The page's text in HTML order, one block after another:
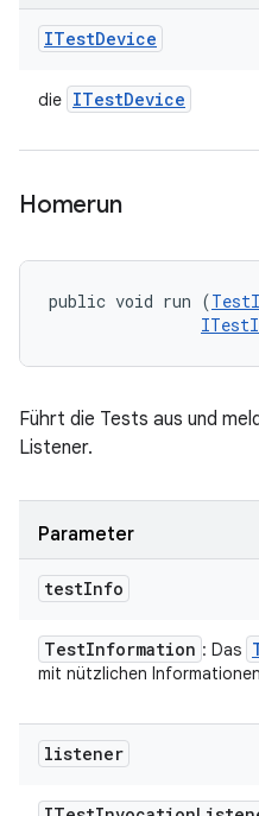
ITestDevice
die ITestDevice
Homerun
public void run (
Führt die Tests aus und
Listener.
Parameter
testInfo
TestInformation : Das
mit nützlichen
listener